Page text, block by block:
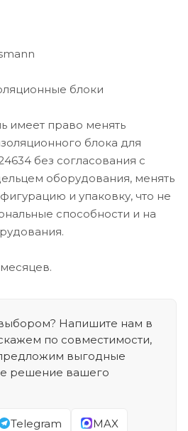
блоки
имеет право менять
блока для
без согласования с
оборудования, менять
и упаковку, что не
способности и на
Напишите нам в
по совместимости,
выгодные
решение вашего
Telegram MAX